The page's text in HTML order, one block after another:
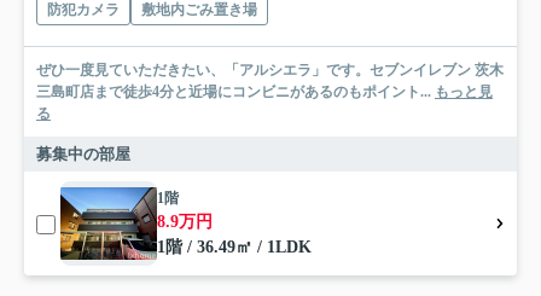
防犯カメラ
敷地内ごみ置き場
ぜひ一度見ていただきたい、「アルシエラ」です。セブンイレブン 茨木
三島町店まで徒歩4分と近場にコンビニがあるのもポイント... もっと見
る
募集中の部屋
1階
8.9万円
1階 / 36.49㎡ / 1LDK